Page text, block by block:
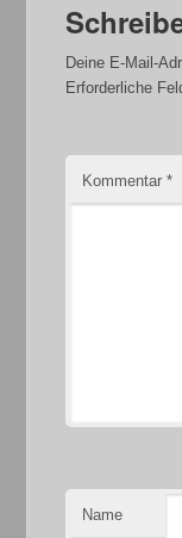
Deine E-Mail-
Erforderliche
Kommentar*
Name